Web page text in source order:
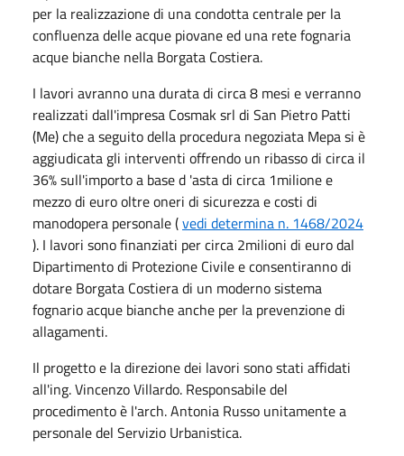
per la realizzazione di una condotta centrale per la
confluenza delle acque piovane ed una rete fognaria
acque bianche nella Borgata Costiera.
I lavori avranno una durata di circa 8 mesi e verranno
realizzati dall'impresa Cosmak srl di San Pietro Patti
(Me) che a seguito della procedura negoziata Mepa si è
aggiudicata gli interventi offrendo un ribasso di circa il
36% sull'importo a base d 'asta di circa 1milione e
mezzo di euro oltre oneri di sicurezza e costi di
manodopera personale (vedi determina n. 1468/2024
). I lavori sono finanziati per circa 2milioni di euro dal
Dipartimento di Protezione Civile e consentiranno di
dotare Borgata Costiera di un moderno sistema
fognario acque bianche anche per la prevenzione di
allagamenti.
Il progetto e la direzione dei lavori sono stati affidati
all'ing. Vincenzo Villardo. Responsabile del
procedimento è l'arch. Antonia Russo unitamente a
personale del Servizio Urbanistica.